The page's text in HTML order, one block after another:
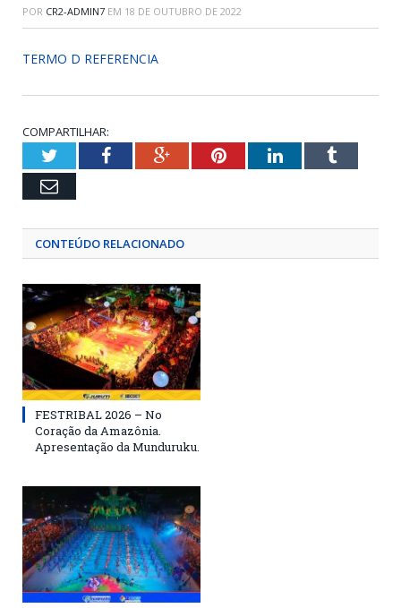
POR CR2-ADMIN7 EM 18 DE OUTUBRO DE 2022
TERMO D REFERENCIA
COMPARTILHAR:
TwitterFacebookGoogle+PinterestLinkedInTumblr
Email
CONTEÚDO RELACIONADO
FESTRIBAL 2026 – No
Coração da Amazônia.
Apresentação da Munduruku.